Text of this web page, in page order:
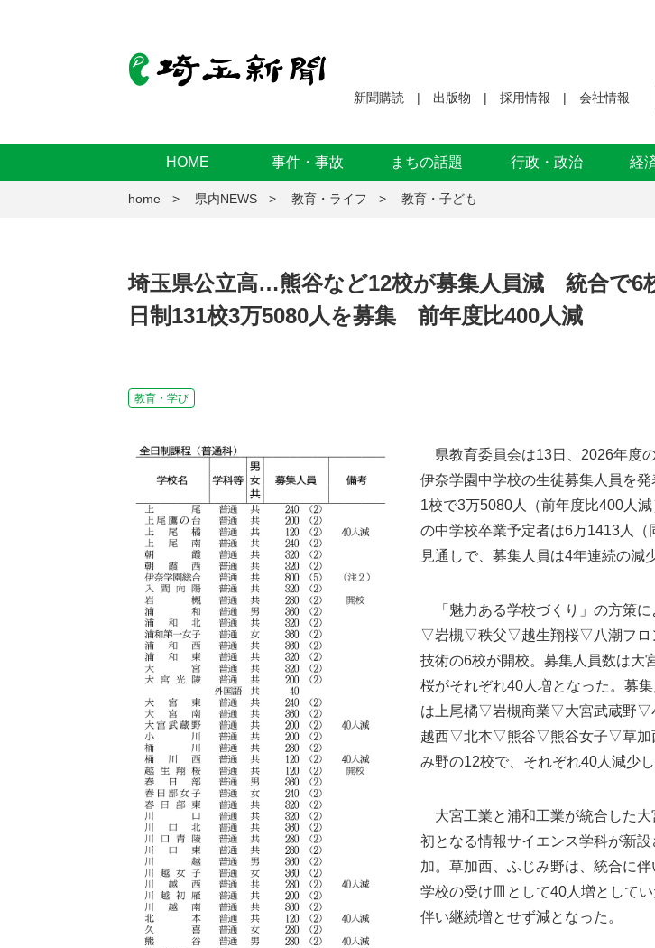
新聞購読 出版物 採用情報 会社情報
HOME 事件・事故 まちの話題 行政・政治 経
home 県内NEWS 教育・ライフ 教育・子ども
埼玉県公立高…熊谷など12校が募集人員減 統合で
日制131校3万5080人を募集 前年度比400人減
教育・学び
県教育委員会は13日、2026年度
伊奈学園中学校の生徒募集人員を
1校で3万5080人（前年度比400人
の中学校卒業予定者は6万1413人（
見通しで、募集人員は4年連続の減
「魅力ある学校づくり」の方策に
▽岩槻▽秩父▽越生翔桜▽八潮フロ
技術の6校が開校。募集人員数は大
桜がそれぞれ40人増となった。募
は上尾橘▽岩槻商業▽大宮武蔵野▽
越西▽北本▽熊谷▽熊谷女子▽草加
み野の12校で、それぞれ40人減少し
大宮工業と浦和工業が統合した大
初となる情報サイエンス学科が新
加。草加西、ふじみ野は、統合に
学校の受け皿として40人増として
伴い継続増とせず減となった。